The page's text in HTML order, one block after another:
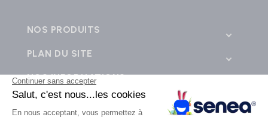
NOS PRODUITS
PLAN DU SITE
NOS INFORMATIONS
CONTACTEZ-NOUS